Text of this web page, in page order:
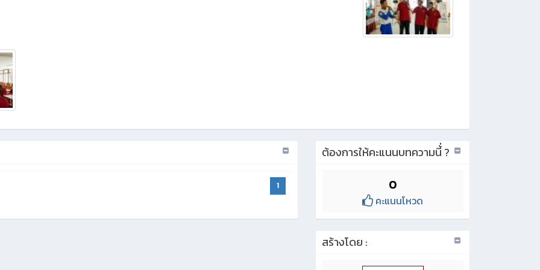
1
ต้องการให้คะแนนบทความนี้่ ?
0
คะแนนโหวด
สร้างโดย :